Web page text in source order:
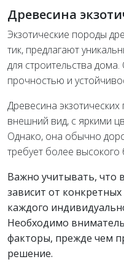
Древесина
Экзотические породы
тик, предлагают
для строительства
прочностью и
Древесина
внешний вид, с яркими
Однако, она обычно
требует более высокого
Важно учитывать, что
зависит от
каждого
Необходимо
факторы, прежде чем
решение.